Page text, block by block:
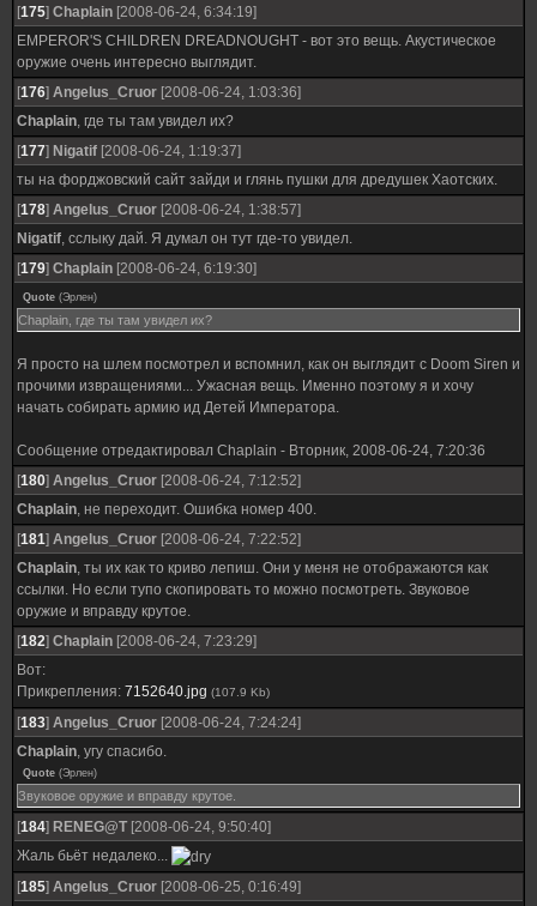
[175] Chaplain [2008-06-24, 6:34:19]
EMPEROR'S CHILDREN DREADNOUGHT - вот это вещь. Акустическое
оружие очень интересно выглядит.
[176] Angelus_Cruor [2008-06-24, 1:03:36]
Chaplain, где ты там увидел их?
[177] Nigatif [2008-06-24, 1:19:37]
ты на форджовский сайт зайди и глянь пушки для дредушек Хаотских.
[178] Angelus_Cruor [2008-06-24, 1:38:57]
Nigatif, сслыку дай. Я думал он тут где-то увидел.
[179] Chaplain [2008-06-24, 6:19:30]
Quote (Эрлен)
Chaplain, где ты там увидел их?
Я просто на шлем посмотрел и вспомнил, как он выглядит с Doom Siren и
прочими извращениями... Ужасная вещь. Именно поэтому я и хочу
начать собирать армию ид Детей Императора.
Сообщение отредактировал Chaplain - Вторник, 2008-06-24, 7:20:36
[180] Angelus_Cruor [2008-06-24, 7:12:52]
Chaplain, не переходит. Ошибка номер 400.
[181] Angelus_Cruor [2008-06-24, 7:22:52]
Chaplain, ты их как то криво лепиш. Они у меня не отображаются как
ссылки. Но если тупо скопировать то можно посмотреть. Звуковое
оружие и вправду крутое.
[182] Chaplain [2008-06-24, 7:23:29]
Вот:
Прикрепления: 7152640.jpg (107.9 Kb)
[183] Angelus_Cruor [2008-06-24, 7:24:24]
Chaplain, угу спасибо.
Quote (Эрлен)
Звуковое оружие и вправду крутое.
[184] RENEG@T[2008-06-24, 9:50:40]
Жаль бьёт недалеко...
[185] Angelus_Cruor [2008-06-25, 0:16:49]